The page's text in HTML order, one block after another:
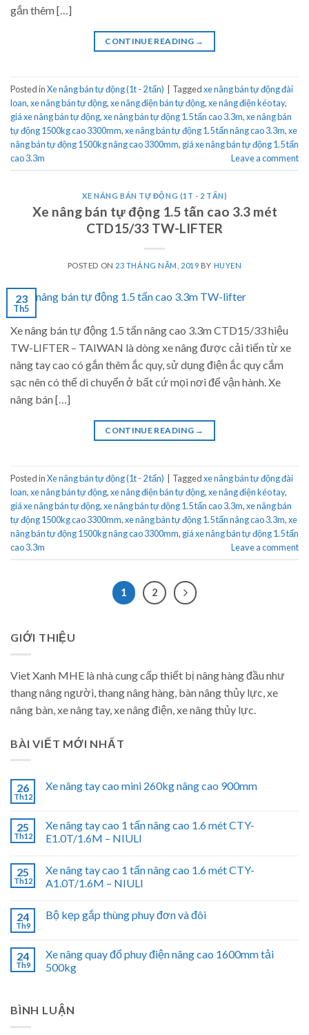
gắn thêm […]
CONTINUE READING →
Posted inXe nâng bán tự động (1t - 2 tấn) Taggedxe nâng bán tự động đài
loan,xe nâng bán tự động,xe nâng điện bán tự động,xe nâng điện kéo tay,
giá xe nâng bán tự động,xe nâng bán tự động 1.5 tấn cao 3.3m,xe nâng bán
tự động 1500kg cao 3300mm,xe nâng bán tự động 1.5 tấn nâng cao 3.3m,xe
nâng bán tự động 1500kg nâng cao 3300mm, giá xe nâng bán tự động 1.5 tấn
cao 3.3m
Leave a comment
XE NÂNG BÁN TỰ ĐỘNG (1T - 2 TẤN)
Xe nâng bán tự động 1.5 tấn cao 3.3 mét
CTD15/33 TW-LIFTER
POSTED ON 23 THÁNG NĂM, 2019 BY HUYEN
23
Th5
Xe nâng bán tự động 1.5 tấn nâng cao 3.3m CTD15/33 hiệu
TW-LIFTER – TAIWAN là dòng xe nâng được cải tiến từ xe
nâng tay cao có gắn thêm ắc quy, sử dụng điện ắc quy cắm
sạc nên có thể di chuyển ở bất cứ mọi nơi để vận hành. Xe
nâng bán […]
CONTINUE READING →
Posted inXe nâng bán tự động (1t - 2 tấn) Taggedxe nâng bán tự động đài
loan,xe nâng bán tự động,xe nâng điện bán tự động,xe nâng điện kéo tay,
giá xe nâng bán tự động,xe nâng bán tự động 1.5 tấn cao 3.3m,xe nâng bán
tự động 1500kg cao 3300mm,xe nâng bán tự động 1.5 tấn nâng cao 3.3m,xe
nâng bán tự động 1500kg nâng cao 3300mm, giá xe nâng bán tự động 1.5 tấn
cao 3.3m
Leave a comment
1 2
GIỚI THIỆU
Viet Xanh MHE là nhà cung cấp thiết bị nâng hàng đầu như
thang nâng người, thang nâng hàng, bàn nâng thủy lực, xe
nâng bàn, xe nâng tay, xe nâng điện, xe nâng thủy lực.
BÀI VIẾT MỚI NHẤT
26
Th12
Xe nâng tay cao mini 260kg nâng cao 900mm
25
Th12
Xe nâng tay cao 1 tấn nâng cao 1.6 mét CTY-
E1.0T/1.6M – NIULI
25
Th12
Xe nâng tay cao 1 tấn nâng cao 1.6 mét CTY-
A1.0T/1.6M – NIULI
24
Th9
Bộ kẹp gắp thùng phuy đơn và đôi
24
Th9
Xe nâng quay đổ phuy điện nâng cao 1600mm tải
500kg
BÌNH LUẬN